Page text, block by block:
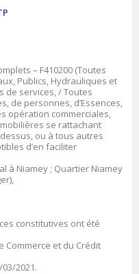
– F410200 (Toutes
Publics, Hydrauliques et
de services, / Toutes
de personnes, d’Essences,
opération commerciales,
se rattachant
ou à tous autres
d’en faciliter
à Niamey ; Quartier Niamey
constitutives ont été
Commerce et du Crédit
2021.